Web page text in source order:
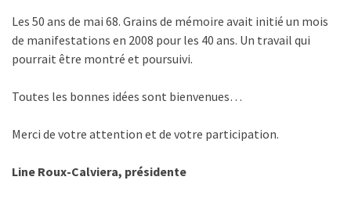
Les 50 ans de mai 68. Grains de mémoire avait initié un mois
de manifestations en 2008 pour les 40 ans. Un travail qui
pourrait être montré et poursuivi.
Toutes les bonnes idées sont bienvenues…
Merci de votre attention et de votre participation.
Line Roux-Calviera, présidente